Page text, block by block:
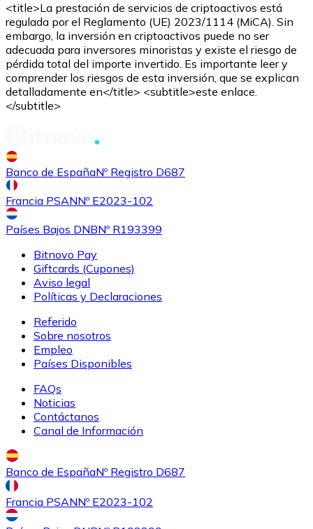
<title>La prestación de servicios de criptoactivos está
regulada por el Reglamento (UE) 2023/1114 (MiCA). Sin
embargo, la inversión en criptoactivos puede no ser
adecuada para inversores minoristas y existe el riesgo de
pérdida total del importe invertido. Es importante leer y
comprender los riesgos de esta inversión, que se explican
detalladamente en</title> <subtitle>este enlace.
</subtitle>
Banco de EspañaNº Registro D687
Francia PSANNº E2023-102
Países Bajos DNBNº R193399
Bitnovo Pay
Giftcards (Cupones)
Aviso legal
Políticas y Declaraciones
Referido
Sobre nosotros
Empleo
Países Disponibles
FAQs
Noticias
Contáctanos
Canal de Información
Banco de EspañaNº Registro D687
Francia PSANNº E2023-102